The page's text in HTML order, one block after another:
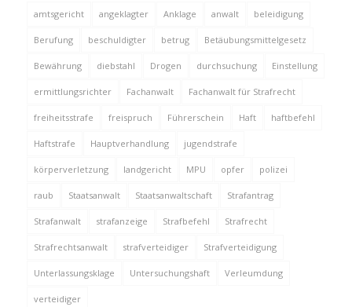
amtsgericht angeklagter Anklage anwalt beleidigung
Berufung beschuldigter betrug Betäubungsmittelgesetz
Bewährung diebstahl Drogen durchsuchung Einstellung
ermittlungsrichter Fachanwalt Fachanwalt für Strafrecht
freiheitsstrafe freispruch Führerschein Haft haftbefehl
Haftstrafe Hauptverhandlung jugendstrafe
körperverletzung landgericht MPU opfer polizei
raub Staatsanwalt Staatsanwaltschaft Strafantrag
Strafanwalt strafanzeige Strafbefehl Strafrecht
Strafrechtsanwalt strafverteidiger Strafverteidigung
Unterlassungsklage Untersuchungshaft Verleumdung
verteidiger